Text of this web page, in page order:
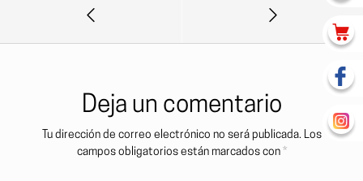
Deja un comentario
Tu dirección de correo electrónico no será publicada. Los
campos obligatorios están marcados con *